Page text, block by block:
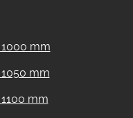
mm
mm
mm